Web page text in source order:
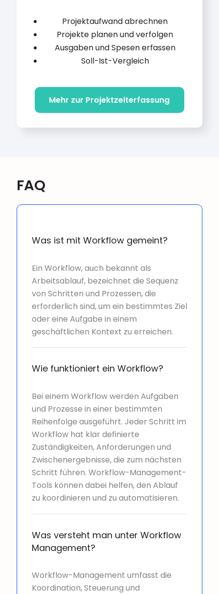
Projektaufwand abrechnen
Projekte planen und verfolgen
Ausgaben und Spesen erfassen
Soll-Ist-Vergleich
Mehr zur Projektzeiterfassung
FAQ
Was ist mit Workflow gemeint?
Ein Workflow, auch bekannt als
Arbeitsablauf, bezeichnet die Sequenz
von Schritten und Prozessen, die
erforderlich sind, um ein bestimmtes Ziel
oder eine Aufgabe in einem
geschäftlichen Kontext zu erreichen.
Wie funktioniert ein Workflow?
Bei einem Workflow werden Aufgaben
und Prozesse in einer bestimmten
Reihenfolge ausgeführt. Jeder Schritt im
Workflow hat klar definierte
Zuständigkeiten, Anforderungen und
Zwischenergebnisse, die zum nächsten
Schritt führen. Workflow-Management-
Tools können dabei helfen, den Ablauf
zu koordinieren und zu automatisieren.
Was versteht man unter Workflow
Management?
Workflow-Management umfasst die
Koordination, Steuerung und